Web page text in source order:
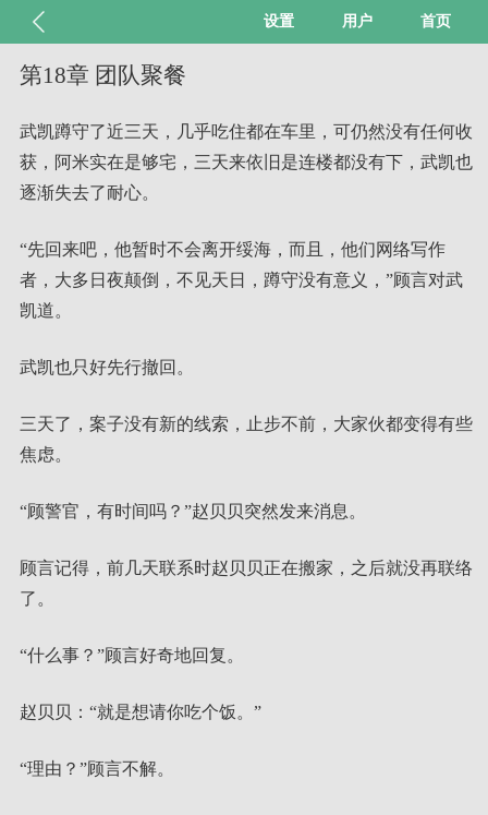
设置 用户 首页
第18章 团队聚餐
武凯蹲守了近三天，几乎吃住都在车里，可仍然没有任何收
获，阿米实在是够宅，三天来依旧是连楼都没有下，武凯也
逐渐失去了耐心。
“先回来吧，他暂时不会离开绥海，而且，他们网络写作
者，大多日夜颠倒，不见天日，蹲守没有意义，”顾言对武
凯道。
武凯也只好先行撤回。
三天了，案子没有新的线索，止步不前，大家伙都变得有些
焦虑。
“顾警官，有时间吗？”赵贝贝突然发来消息。
顾言记得，前几天联系时赵贝贝正在搬家，之后就没再联络
了。
“什么事？”顾言好奇地回复。
赵贝贝：“就是想请你吃个饭。”
“理由？”顾言不解。